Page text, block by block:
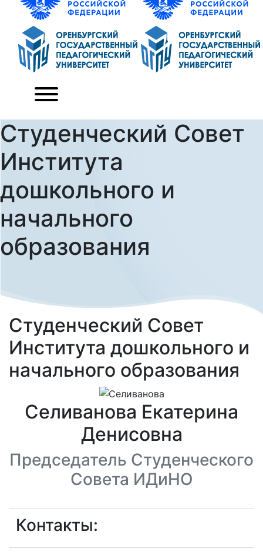
Студенческий Совет
Института
дошкольного и
начального
образования
Студенческий Совет
Института дошкольного и
начального образования
Селиванова Екатерина
Денисовна
Председатель Студенческого
Совета ИДиНО
Контакты: